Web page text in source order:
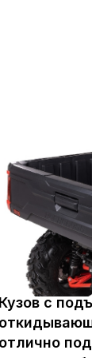
Кузов с
отлично